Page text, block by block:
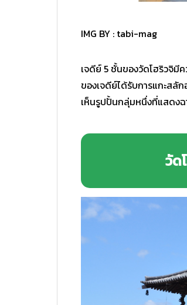
IMG BY : tabi-mag
เจดีย์ 5 ชั้นของวัดโฮริวจิมี
ของเจดีย์ได้รับการแกะสลั
เห็นรูปปั้นกลุ่มหนึ่งที่แสดง
วัด